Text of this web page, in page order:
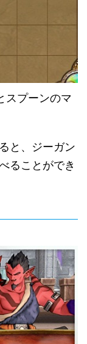
スプーンのマ
と、ジーガン
ることができ